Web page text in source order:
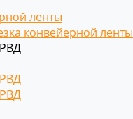
ленты
конвейерной ленты